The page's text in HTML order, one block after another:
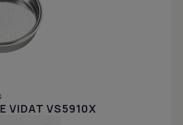
VIDAT VS5910X